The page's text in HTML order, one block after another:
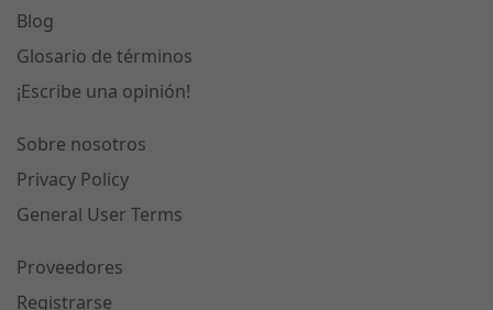
Blog
Glosario de términos
¡Escribe una opinión!
Sobre nosotros
Privacy Policy
General User Terms
Proveedores
Registrarse